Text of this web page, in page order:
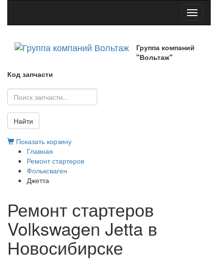
Toggle
Группа компаний
"Вольтаж"
Код запчасти
Найти
Показать корзину
Главная
Ремонт стартеров
Фольксваген
Джетта
Ремонт стартеров
Volkswagen Jetta в
Новосибирске